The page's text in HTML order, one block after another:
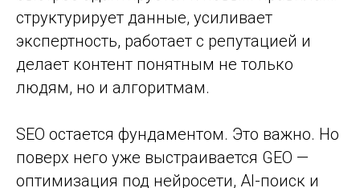
структурирует данные, усиливает
экспертность, работает с репутацией и
делает контент понятным не только
людям, но и алгоритмам.
SEO остается фундаментом. Это важно. Но
поверх него уже выстраивается GEO —
оптимизация под нейросети, AI-поиск и